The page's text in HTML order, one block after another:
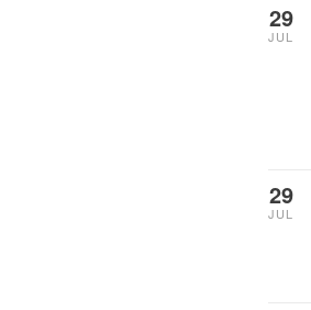
29
JUL
29
JUL